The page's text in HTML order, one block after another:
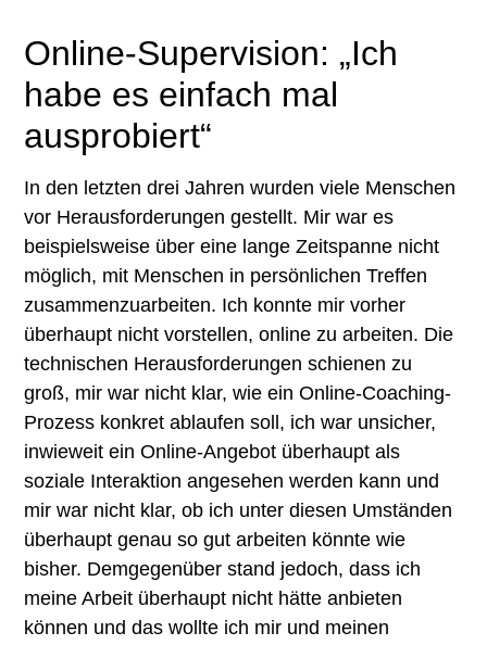
Online-Supervision: „Ich
habe es einfach mal
ausprobiert“
In den letzten drei Jahren wurden viele Menschen
vor Herausforderungen gestellt. Mir war es
beispielsweise über eine lange Zeitspanne nicht
möglich, mit Menschen in persönlichen Treffen
zusammenzuarbeiten. Ich konnte mir vorher
überhaupt nicht vorstellen, online zu arbeiten. Die
technischen Herausforderungen schienen zu
groß, mir war nicht klar, wie ein Online-Coaching-
Prozess konkret ablaufen soll, ich war unsicher,
inwieweit ein Online-Angebot überhaupt als
soziale Interaktion angesehen werden kann und
mir war nicht klar, ob ich unter diesen Umständen
überhaupt genau so gut arbeiten könnte wie
bisher. Demgegenüber stand jedoch, dass ich
meine Arbeit überhaupt nicht hätte anbieten
können und das wollte ich mir und meinen